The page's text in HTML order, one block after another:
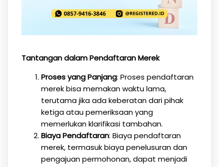
Tantangan dalam Pendaftaran Merek
Proses yang Panjang: Proses pendaftaran
merek bisa memakan waktu lama,
terutama jika ada keberatan dari pihak
ketiga atau pemeriksaan yang
memerlukan klarifikasi tambahan.
Biaya Pendaftaran: Biaya pendaftaran
merek, termasuk biaya penelusuran dan
pengajuan permohonan, dapat menjadi